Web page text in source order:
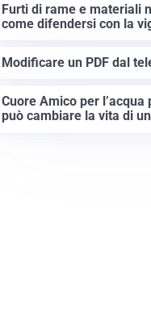
Furti di rame e materiali
come difendersi con la
Modificare un PDF dal
Cuore Amico per
può cambiare la vita di